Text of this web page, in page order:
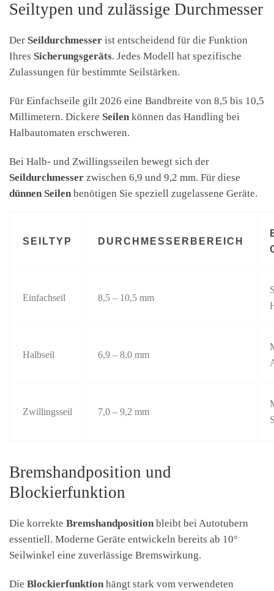
Seiltypen und zulässige Durchmesser
Der Seildurchmesser ist entscheidend für die Funktion
Ihres Sicherungsgeräts. Jedes Modell hat spezifische
Zulassungen für bestimmte Seilstärken.
Für Einfachseile gilt 2026 eine Bandbreite von 8,5 bis 10,5
Millimetern. Dickere Seilen können das Handling bei
Halbautomaten erschweren.
Bei Halb- und Zwillingsseilen bewegt sich der
Seildurchmesser zwischen 6,9 und 9,2 mm. Für diese
dünnen Seilen benötigen Sie speziell zugelassene Geräte.
SEILTYP DURCHMESSERBEREICH
Einfachseil 8,5 – 10,5 mm
Halbseil 6,9 – 8,0 mm
Zwillingsseil 7,0 – 9,2 mm
Bremshandposition und
Blockierfunktion
Die korrekte Bremshandposition bleibt bei Autotubern
essentiell. Moderne Geräte entwickeln bereits ab 10°
Seilwinkel eine zuverlässige Bremswirkung.
Die Blockierfunktion hängt stark vom verwendeten